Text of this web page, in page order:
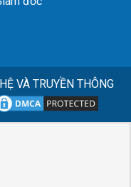
VÀ TRUYỀN THÔNG